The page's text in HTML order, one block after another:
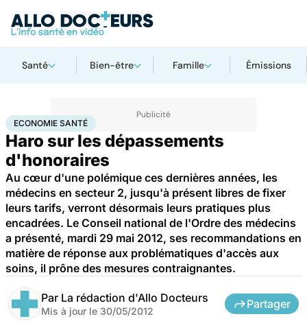
Santé Bien-être Famille Émissions
AccueilSantéSociété Économie Economie santé
ECONOMIE SANTÉ
Haro sur les dépassements
d'honoraires
Au cœur d'une polémique ces dernières années, les
médecins en secteur 2, jusqu'à présent libres de fixer
leurs tarifs, verront désormais leurs pratiques plus
encadrées. Le Conseil national de l'Ordre des médecins
a présenté, mardi 29 mai 2012, ses recommandations en
matière de réponse aux problématiques d'accès aux
soins, il prône des mesures contraignantes.
Par La rédaction d'Allo Docteurs
Mis à jour le 30/05/2012
Partager